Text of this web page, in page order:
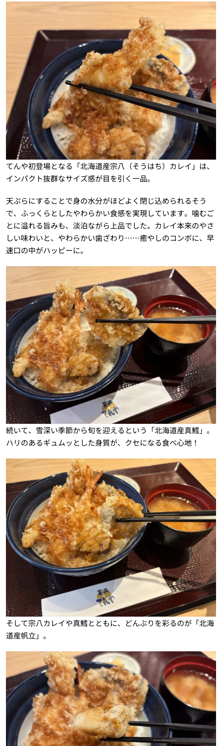
てんや初登場となる「北海道産宗八（そうはち）カレイ」は、
インパクト抜群なサイズ感が目を引く一品。
天ぷらにすることで身の水分がほどよく閉じ込められるそう
で、ふっくらとしたやわらかい食感を実現しています。噛むご
とに溢れる旨みも、淡泊ながら上品でした。カレイ本来のやさ
しい味わいと、やわらかい歯ざわり……癒やしのコンボに、早
速口の中がハッピーに。
続いて、雪深い季節から旬を迎えるという「北海道産真鱈」。
ハリのあるギュムッとした身質が、クセになる食べ心地！
そして宗八カレイや真鱈とともに、どんぶりを彩るのが「北海
道産帆立」。